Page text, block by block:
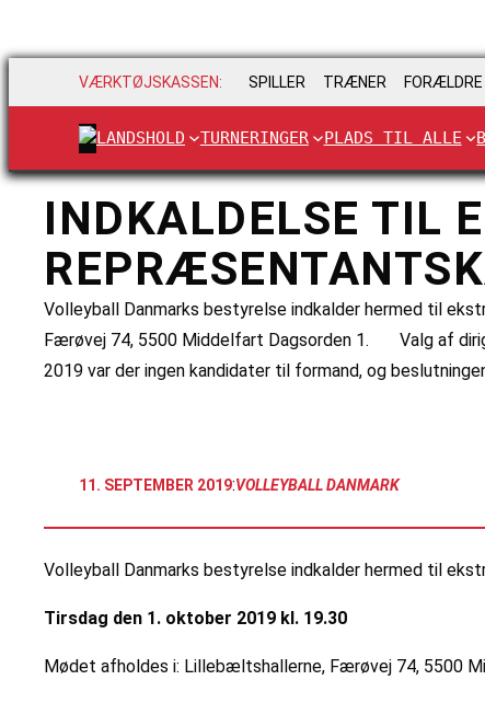
VÆRKTØJSKASSEN: SPILLER TRÆNER FORÆLDRE
LANDSHOLD TURNERINGER PLADS TIL ALLE
INDKALDELSE TIL
Volleyball Danmarks bestyrelse indkalder hermed til
Færøvej 74, 5500 Middelfart Dagsorden 1. Valg af
2019 var der ingen kandidater til formand, og
11. SEPTEMBER 2019:VOLLEYBALL DANMARK
Volleyball Danmarks bestyrelse indkalder hermed til
Tirsdag den 1. oktober 2019 kl. 19.30
Mødet afholdes i: Lillebæltshallerne, Færøvej 74, 5500